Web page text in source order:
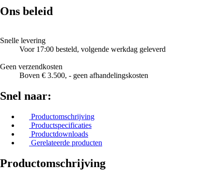
Ons beleid
Snelle levering
Voor 17:00 besteld, volgende werkdag geleverd
Geen verzendkosten
Boven € 3.500, - geen afhandelingskosten
Snel naar:
Productomschrijving
Productspecificaties
Productdownloads
Gerelateerde producten
Productomschrijving